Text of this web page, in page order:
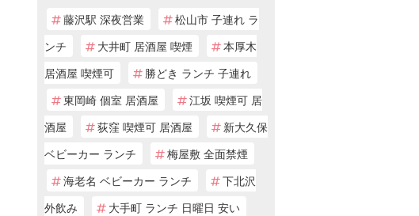
藤沢駅 深夜営業
松山市 子連れ ラ
ンチ
大井町 居酒屋 喫煙
本厚木
居酒屋 喫煙可
勝どき ランチ 子連れ
東岡崎 個室 居酒屋
江坂 喫煙可 居
酒屋
荻窪 喫煙可 居酒屋
新大久保
ベビーカー ランチ
梅屋敷 全面禁煙
海老名 ベビーカー ランチ
下北沢
外飲み
大手町 ランチ 日曜日 安い